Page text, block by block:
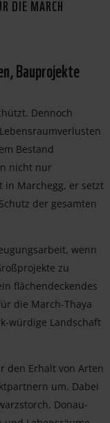
DIE MARCH
Bauprojekte
Dennoch
Bestand
nicht nur
in Marchegg, er setzt
der gesamten
wenn
zu
flächendeckendes
die March-Thaya
würdige Landschaft
den Erhalt von Arten
um. Dabei
Donau-